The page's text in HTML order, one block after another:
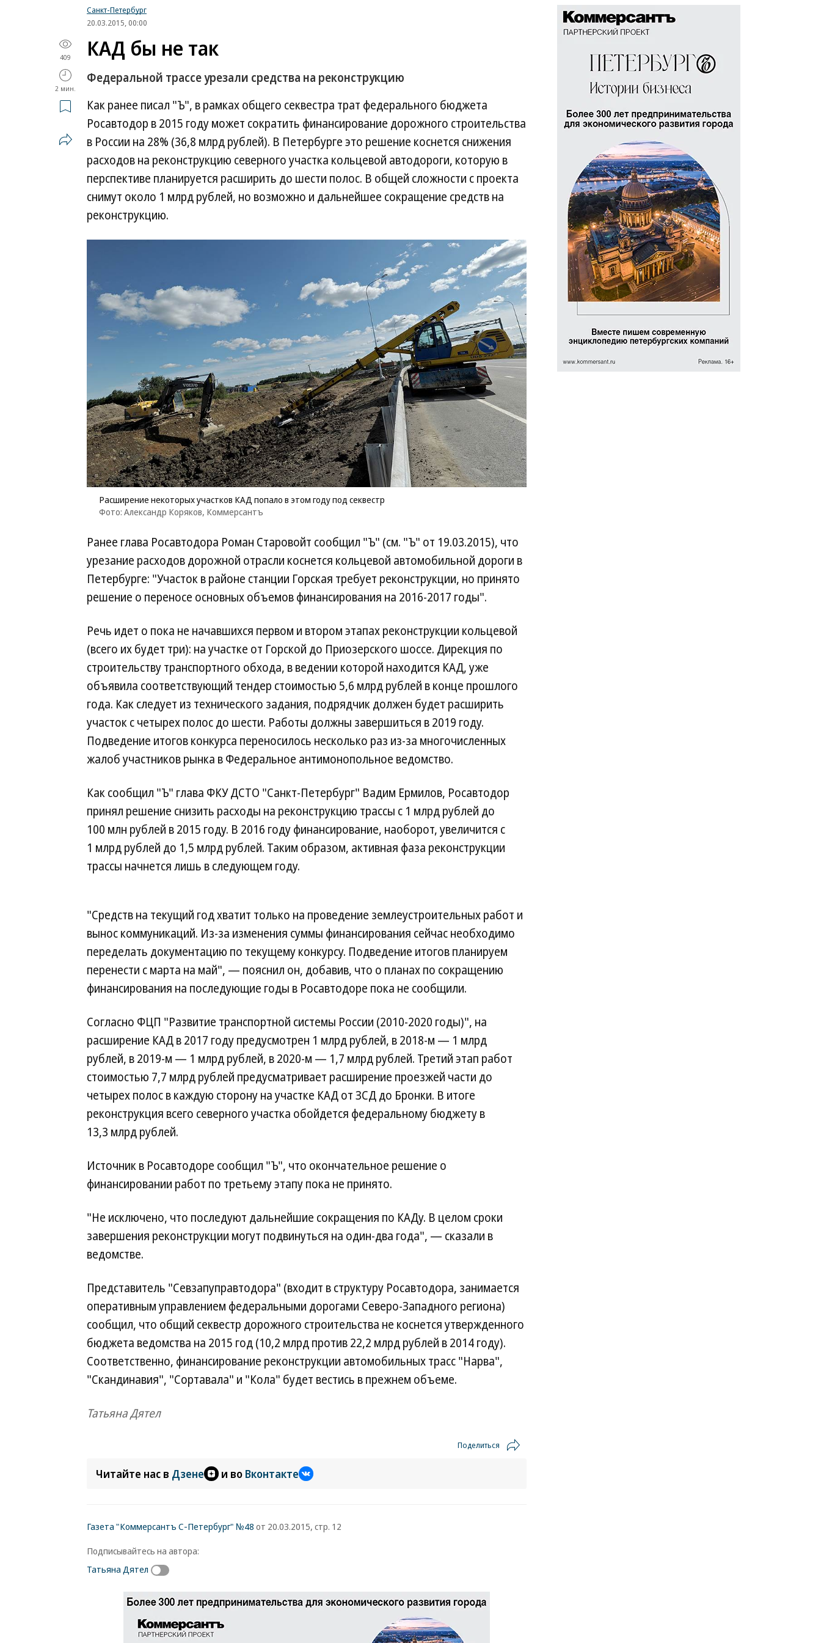
Санкт-Петербург
20.03.2015, 00:00
409
2 мин.
КАД бы не так
Федеральной трассе урезали средства на реконструкцию
Как ранее писал "Ъ", в рамках общего секвестра трат федерального бюджета
Росавтодор в 2015 году может сократить финансирование дорожного строительства
в России на 28% (36,8 млрд рублей). В Петербурге это решение коснется снижения
расходов на реконструкцию северного участка кольцевой автодороги, которую в
перспективе планируется расширить до шести полос. В общей сложности с проекта
снимут около 1 млрд рублей, но возможно и дальнейшее сокращение средств на
реконструкцию.
Расширение некоторых участков КАД попало в этом году под секвестр
Фото: Александр Коряков, Коммерсантъ
Ранее глава Росавтодора Роман Старовойт сообщил "Ъ" (см. "Ъ" от 19.03.2015), что
урезание расходов дорожной отрасли коснется кольцевой автомобильной дороги в
Петербурге: "Участок в районе станции Горская требует реконструкции, но принято
решение о переносе основных объемов финансирования на 2016-2017 годы".
Речь идет о пока не начавшихся первом и втором этапах реконструкции кольцевой
(всего их будет три): на участке от Горской до Приозерского шоссе. Дирекция по
строительству транспортного обхода, в ведении которой находится КАД, уже
объявила соответствующий тендер стоимостью 5,6 млрд рублей в конце прошлого
года. Как следует из технического задания, подрядчик должен будет расширить
участок с четырех полос до шести. Работы должны завершиться в 2019 году.
Подведение итогов конкурса переносилось несколько раз из-за многочисленных
жалоб участников рынка в Федеральное антимонопольное ведомство.
Как сообщил "Ъ" глава ФКУ ДСТО "Санкт-Петербург" Вадим Ермилов, Росавтодор
принял решение снизить расходы на реконструкцию трассы с 1 млрд рублей до
100 млн рублей в 2015 году. В 2016 году финансирование, наоборот, увеличится с
1 млрд рублей до 1,5 млрд рублей. Таким образом, активная фаза реконструкции
трассы начнется лишь в следующем году.
"Средств на текущий год хватит только на проведение землеустроительных работ и
вынос коммуникаций. Из-за изменения суммы финансирования сейчас необходимо
переделать документацию по текущему конкурсу. Подведение итогов планируем
перенести с марта на май", — пояснил он, добавив, что о планах по сокращению
финансирования на последующие годы в Росавтодоре пока не сообщили.
Согласно ФЦП "Развитие транспортной системы России (2010-2020 годы)", на
расширение КАД в 2017 году предусмотрен 1 млрд рублей, в 2018-м — 1 млрд
рублей, в 2019-м — 1 млрд рублей, в 2020-м — 1,7 млрд рублей. Третий этап работ
стоимостью 7,7 млрд рублей предусматривает расширение проезжей части до
четырех полос в каждую сторону на участке КАД от ЗСД до Бронки. В итоге
реконструкция всего северного участка обойдется федеральному бюджету в
13,3 млрд рублей.
Источник в Росавтодоре сообщил "Ъ", что окончательное решение о
финансировании работ по третьему этапу пока не принято.
"Не исключено, что последуют дальнейшие сокращения по КАДу. В целом сроки
завершения реконструкции могут подвинуться на один-два года", — сказали в
ведомстве.
Представитель "Севзапуправтодора" (входит в структуру Росавтодора, занимается
оперативным управлением федеральными дорогами Северо-Западного региона)
сообщил, что общий секвестр дорожного строительства не коснется утвержденного
бюджета ведомства на 2015 год (10,2 млрд против 22,2 млрд рублей в 2014 году).
Соответственно, финансирование реконструкции автомобильных трасс "Нарва",
"Скандинавия", "Сортавала" и "Кола" будет вестись в прежнем объеме.
Татьяна Дятел
Поделиться
Читайте нас в Дзене и во Вконтакте
Газета "Коммерсантъ С-Петербург" №48 от 20.03.2015, стр. 12
Подписывайтесь на автора:
Татьяна Дятел